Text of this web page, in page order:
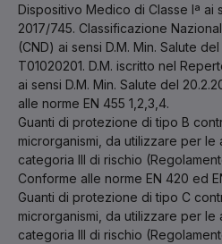
Dispositivo Medico di Classe Iª ai
2017/745. Classificazione
(CND) ai sensi D.M. Min. Salute
T01020201. D.M. iscritto nel
ai sensi D.M. Min. Salute del
alle norme EN 455 1,2,3,4.
Guanti di protezione di tipo B
microrganismi, da utilizzare per le
categoria III di rischio
Conforme alle norme EN 420 ed
Guanti di protezione di tipo C
microrganismi, da utilizzare per le
categoria III di rischio